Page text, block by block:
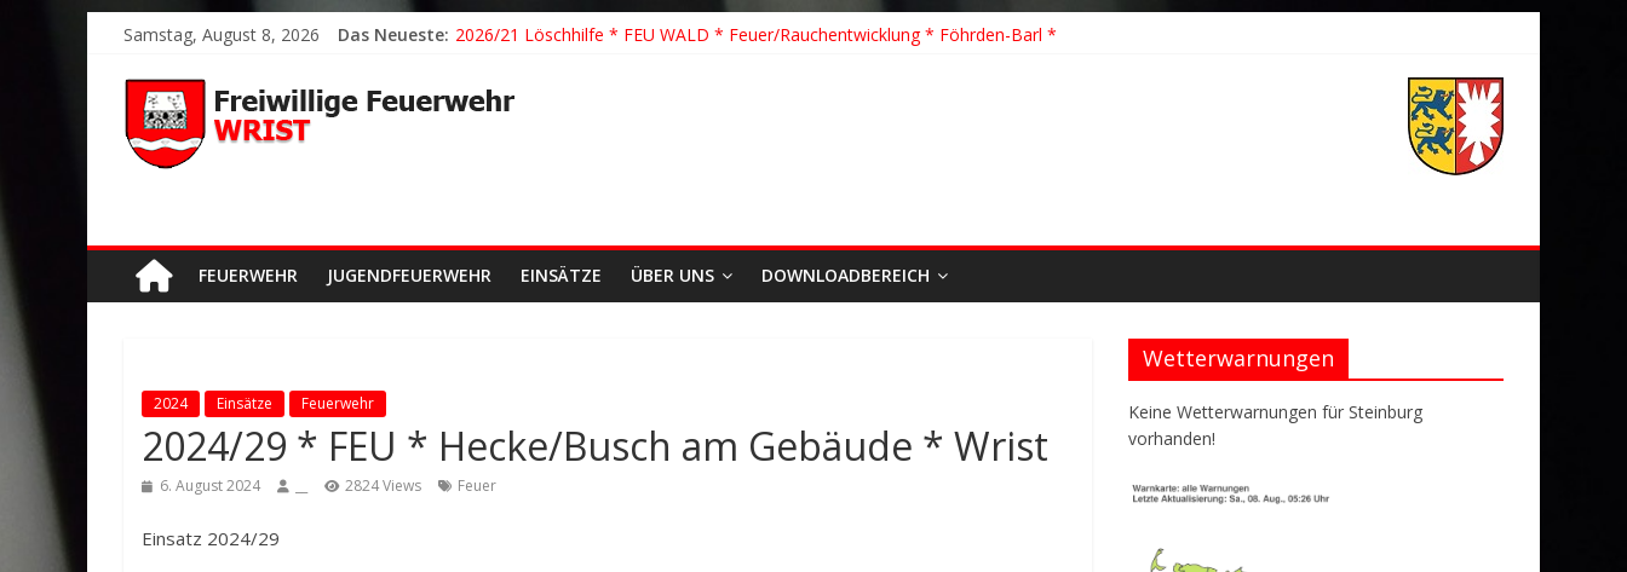
Samstag, August 8, 2026 Das Neueste: 2026/21 Löschhilfe * FEU WALD * Feuer/Rauchentwicklung * Föhrden-Barl *
2026/23 TH K Y * Person in festsitzendem Aufzug *
2026/22 TH Y * VU * 1 Person klemmt * Hingstheide
FEUERWEHR JUGENDFEUERWEHR EINSÄTZE ÜBER UNS DOWNLOADBEREICH
2024 Einsätze Feuerwehr
2024/29 * FEU * Hecke/Busch am Gebäude * Wrist
6. August 2024 2824 Views Feuer
Einsatz 2024/29
Wetterwarnungen
Keine Wetterwarnungen für Steinburg
vorhanden!